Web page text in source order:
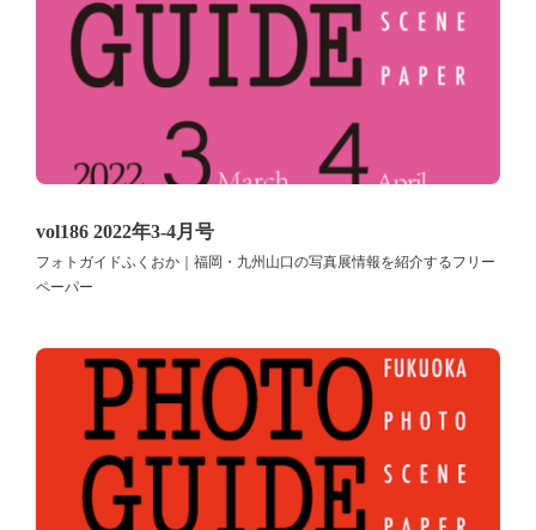
vol186 2022年3-4月号
フォトガイドふくおか｜福岡・九州山口の写真展情報を紹介するフリー
ペーパー